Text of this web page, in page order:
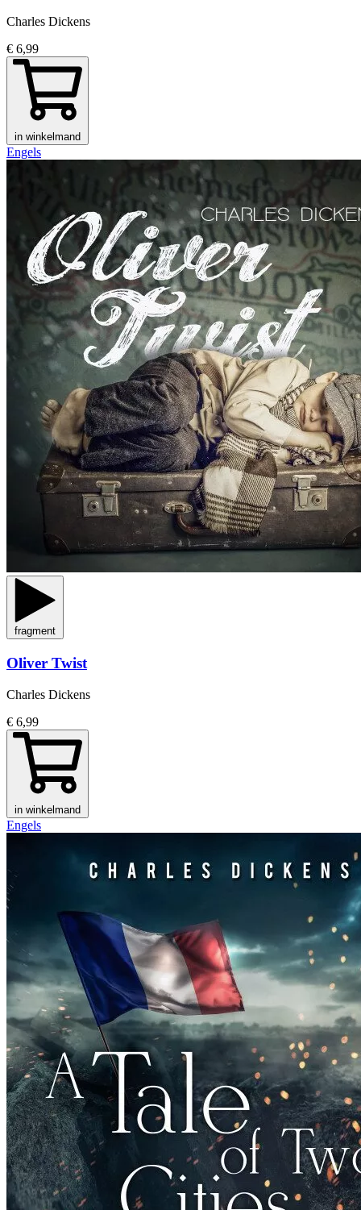
Charles Dickens
€ 6,99
in winkelmand
Engels
fragment
Oliver Twist
Charles Dickens
€ 6,99
in winkelmand
Engels